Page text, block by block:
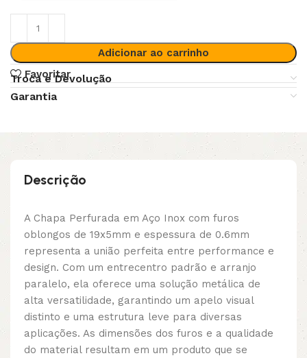
Adicionar ao carrinho
Favoritar
Troca e Devolução
Garantia
Descrição
A Chapa Perfurada em Aço Inox com furos
oblongos de 19x5mm e espessura de 0.6mm
representa a união perfeita entre performance e
design. Com um entrecentro padrão e arranjo
paralelo, ela oferece uma solução metálica de
alta versatilidade, garantindo um apelo visual
distinto e uma estrutura leve para diversas
aplicações. As dimensões dos furos e a qualidade
do material resultam em um produto que se